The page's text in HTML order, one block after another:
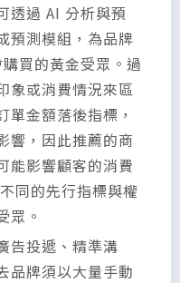
透過 AI 分析與預
預測模組，為品牌
買的黃金受眾。過
象或消費情況來區
單金額落後指標，
響，因此推薦的商
能影響顧客的消費
同的先行指標與權
眾。
告投遞、精準溝
品牌須以大量手動